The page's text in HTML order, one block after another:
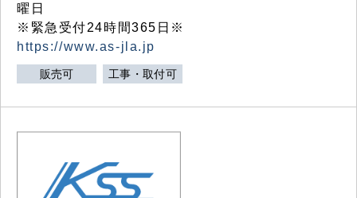
曜日
※緊急受付24時間365日※
https://www.as-jla.jp
販売可 工事・取付可